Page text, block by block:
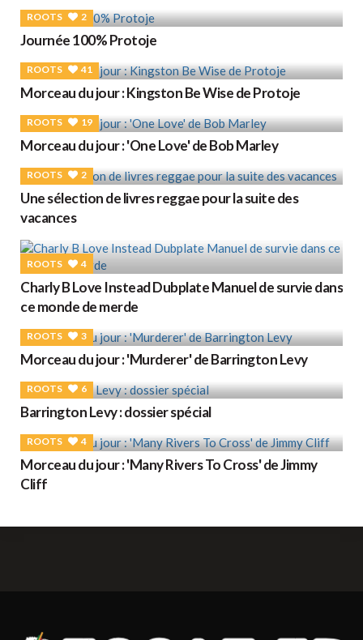
ROOTS 2
Journée 100% Protoje
ROOTS 41
Morceau du jour : Kingston Be Wise de Protoje
ROOTS 19
Morceau du jour : 'One Love' de Bob Marley
ROOTS 2
Une sélection de livres reggae pour la suite des
vacances
ROOTS 4
Charly B Love Instead Dubplate Manuel de survie dans
ce monde de merde
ROOTS 3
Morceau du jour : 'Murderer' de Barrington Levy
ROOTS 6
Barrington Levy : dossier spécial
ROOTS 4
Morceau du jour : 'Many Rivers To Cross' de Jimmy
Cliff